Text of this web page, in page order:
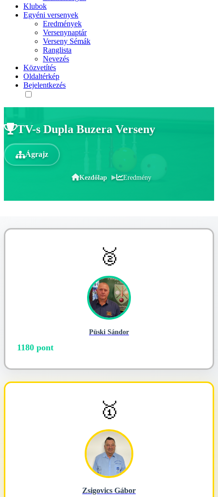
Klubok
Egyéni versenyek
Eredmények
Versenynaptár
Verseny Sémák
Ranglista
Nevezés
Közvetítés
Oldaltérkép
Bejelentkezés
TV-s Dupla Buzera Verseny
Ágrajz
Kezdőlap Eredmény
🥈
Püski Sándor
1180 pont
🥇
Zsigovics Gábor